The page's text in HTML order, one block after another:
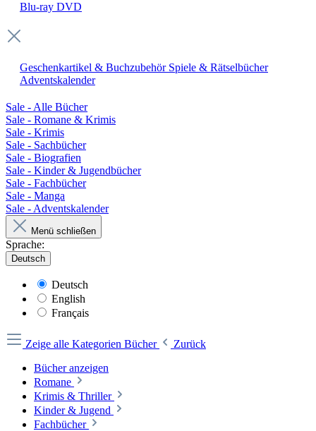
Blu-ray DVD
Geschenkartikel & Buchzubehör Spiele & Rätselbücher
Adventskalender
Sale - Alle Bücher
Sale - Romane & Krimis
Sale - Krimis
Sale - Sachbücher
Sale - Biografien
Sale - Kinder & Jugendbücher
Sale - Fachbücher
Sale - Manga
Sale - Adventskalender
Menü schließen
Sprache:
Deutsch
Deutsch
English
Français
Zeige alle Kategorien Bücher
Zurück
Bücher anzeigen
Romane
Krimis & Thriller
Kinder & Jugend
Fachbücher